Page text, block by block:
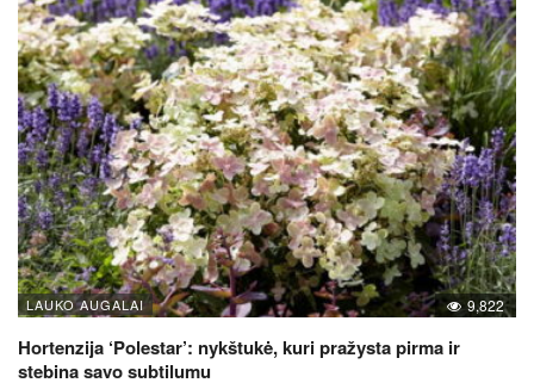
LAUKO AUGALAI 9,822
Hortenzija ‘Polestar’: nykštukė, kuri pražysta pirma ir
stebina savo subtilumu